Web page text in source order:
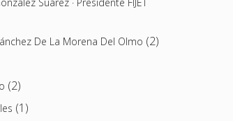
De La Morena Del Olmo (2)
(2)
(1)